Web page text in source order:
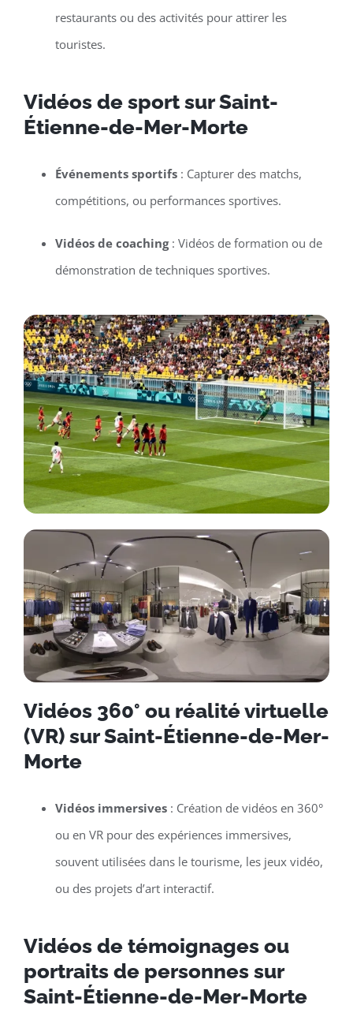
restaurants ou des activités pour attirer les
touristes.
Vidéos de sport sur Saint-
Étienne-de-Mer-Morte
Événements sportifs: Capturer des matchs,
compétitions, ou performances sportives.
Vidéos de coaching: Vidéos de formation ou de
démonstration de techniques sportives.
Vidéos 360° ou réalité virtuelle
(VR) sur Saint-Étienne-de-Mer-
Morte
Vidéos immersives: Création de vidéos en 360°
ou en VR pour des expériences immersives,
souvent utilisées dans le tourisme, les jeux vidéo,
ou des projets d’art interactif.
Vidéos de témoignages ou
portraits de personnes sur
Saint-Étienne-de-Mer-Morte